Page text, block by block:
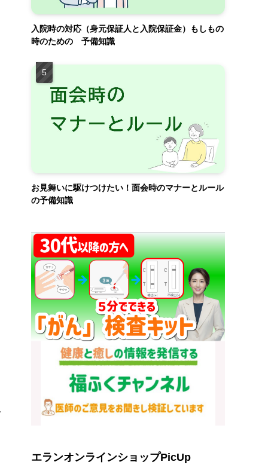
入院時の対応（身元保証人と入院保証金）もしもの
時のための 予備知識
お見舞いに駆けつけたい！面会時のマナーとルール
の予備知識
エランオンラインショップPicUp